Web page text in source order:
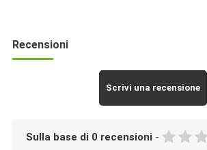
Recensioni
Scrivi una recensione
Sulla base di 0 recensioni -